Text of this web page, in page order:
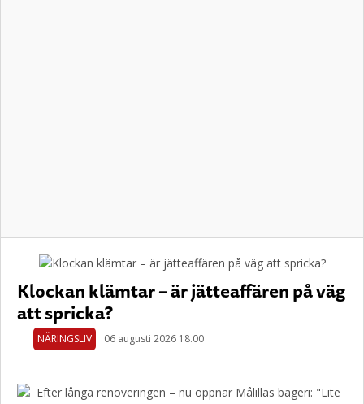
Klockan klämtar – är jätteaffären på väg
att spricka?
NÄRINGSLIV 06 augusti 2026 18.00